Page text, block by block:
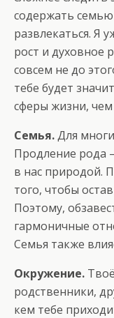
содержать
развлекаться. Я
рост и духовное
совсем не до
тебе будет
сферы жизни, чем
Семья.Для
Продление рода
в нас природой.
того, чтобы
Поэтому,
гармоничные
Семья также
Окружение.
родственники,
кем тебе